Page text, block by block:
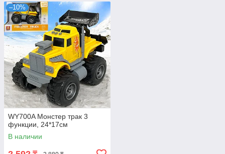
–10%
WY700A Монстер трак 3
функции, 24*17см
В наличии